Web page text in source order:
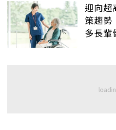
迎向超
策趨勢
多長輩